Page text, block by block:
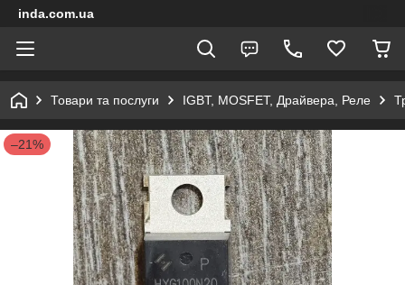
inda.com.ua
Товари та послуги IGBT, MOSFET, Драйвера, Реле
–21%